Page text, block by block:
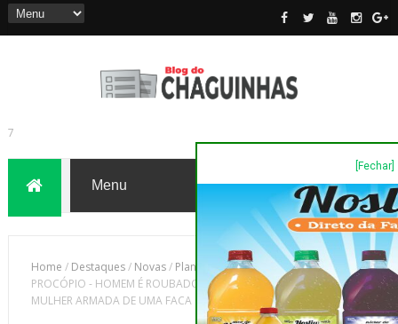
7
Home / Destaques/ Novas/ Plantão Policia/CORNÉLIO
PROCÓPIO - HOMEM É ROUBADO NA LINHA DO TREM POR UMA
MULHER ARMADA DE UMA FACA QUE LHE GOLPEOU NO ROSTO